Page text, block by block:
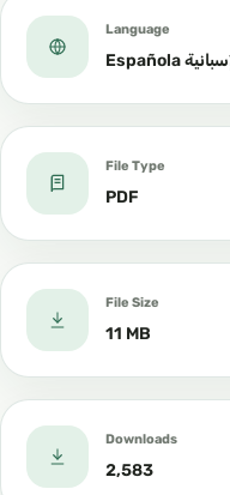
Language
File Type
PDF
File Size
11 MB
Downloads
2,583